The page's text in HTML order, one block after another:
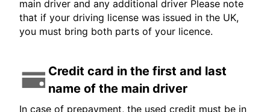
main driver and any additional driver Please note
that if your driving license was issued in the UK,
you must bring both parts of your licence.
Credit card in the first and last
name of the main driver
In case of prepayment, the used credit must be in